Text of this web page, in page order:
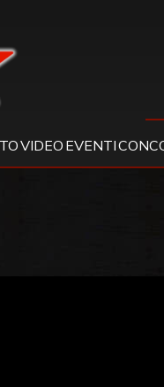
Radio
VIDEO EVENTI